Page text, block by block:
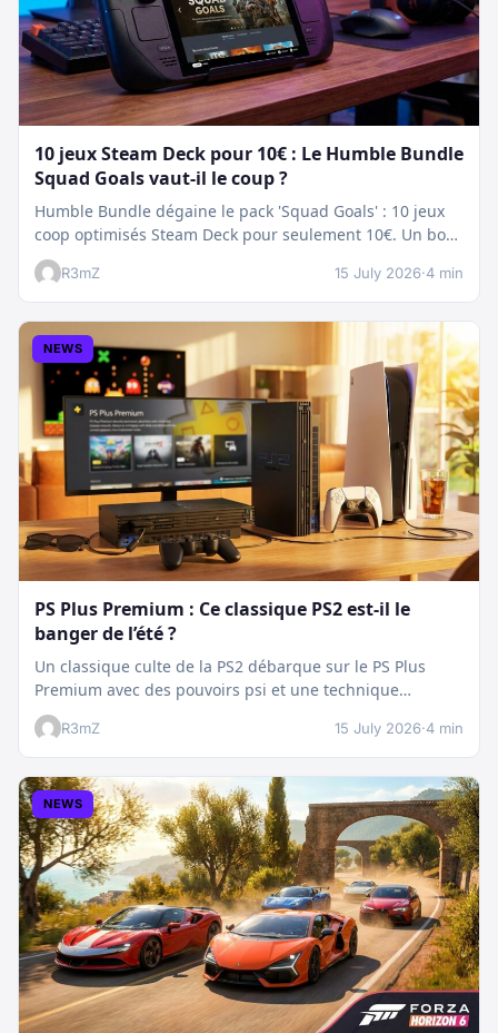
10 jeux Steam Deck pour 10€ : Le Humble Bundle
Squad Goals vaut-il le coup ?
Humble Bundle dégaine le pack 'Squad Goals' : 10 jeux
coop optimisés Steam Deck pour seulement 10€. Un bon
plan…
R3mZ 15 July 2026·4 min
NEWS
PS Plus Premium : Ce classique PS2 est-il le
banger de l’été ?
Un classique culte de la PS2 débarque sur le PS Plus
Premium avec des pouvoirs psi et une technique
boostée.…
R3mZ 15 July 2026·4 min
NEWS